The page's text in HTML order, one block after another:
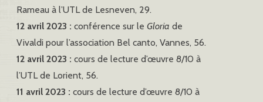
Rameau à l’UTL de Lesneven, 29.
12 avril 2023 : conférence sur le Gloria de
Vivaldi pour l’association Bel canto, Vannes, 56.
12 avril 2023 : cours de lecture d’œuvre 8/10 à
l’UTL de Lorient, 56.
11 avril 2023 : cours de lecture d’œuvre 8/10 à